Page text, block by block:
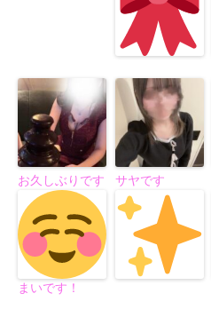
お久しぶりです
まいです！
サヤです